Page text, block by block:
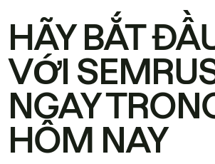
HÃY BẮT
VỚI
NGAY
HÔM NAY